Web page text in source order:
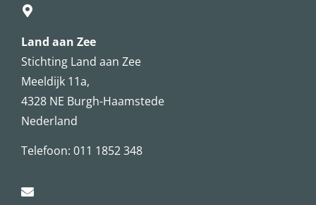
Land aan Zee
Stichting Land aan Zee
Meeldijk 11a,
4328 NE Burgh-Haamstede
Nederland
Telefoon: 011 1852 348